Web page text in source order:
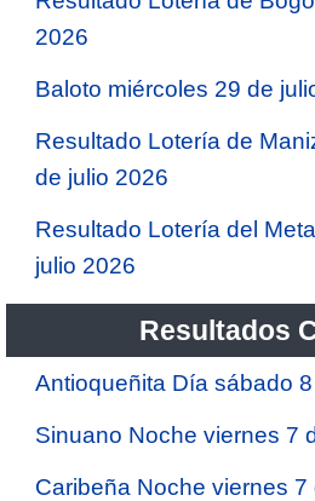
2026
Baloto miércoles 29 de
Resultado Lotería de
de julio 2026
Resultado Lotería del
julio 2026
Resultados
Antioqueñita Día sábado
Sinuano Noche viernes 7
Caribeña Noche viernes